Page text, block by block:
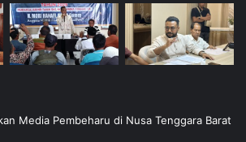
Media Pembeharu di Nusa Tenggara Barat